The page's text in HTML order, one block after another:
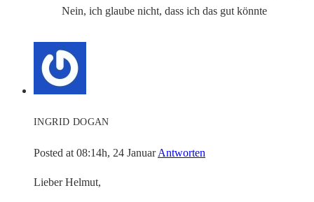
Nein, ich glaube nicht, dass ich das gut könnte
INGRID DOGAN
Posted at 08:14h, 24 Januar Antworten
Lieber Helmut,